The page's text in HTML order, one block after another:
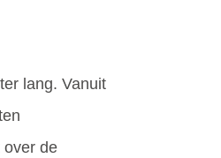
lang. Vanuit
over de